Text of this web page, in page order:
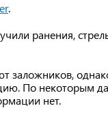
.
ранения,
заложников,
По некоторым
нет.